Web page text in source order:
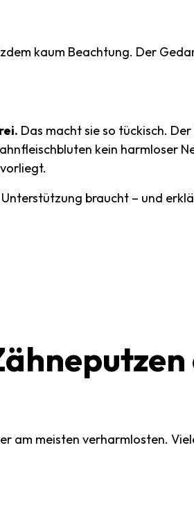
kaum Beachtung. Der
Das macht sie so tückisch.
kein harmloser
braucht – und
am meisten verharmlosten.